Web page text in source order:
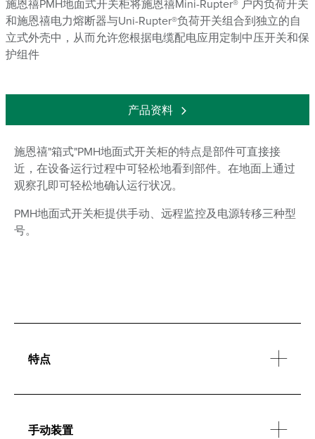
施恩禧PMH地面式开关柜将施恩禧Mini-Rupter® 户内负荷开关
和施恩禧电力熔断器与Uni-Rupter®负荷开关组合到独立的自
立式外壳中，从而允许您根据电缆配电应用定制中压开关和保
护组件
产品资料
施恩禧"箱式"PMH地面式开关柜的特点是部件可直接接
近，在设备运行过程中可轻松地看到部件。在地面上通过
观察孔即可轻松地确认运行状况。
PMH地面式开关柜提供手动、远程监控及电源转移三种型
号。
特点
手动装置